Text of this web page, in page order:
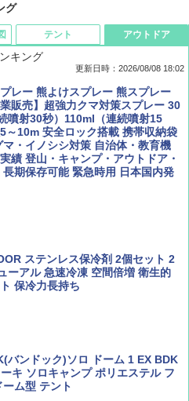
グ
-パル) 2026年 9 月号【特別付録:
ニマル"旅"財布 ランダム2種】
ファン ２０２６年 ９月号 [雑
2026年8月号「南アルプス大全」
特集 星野道夫 夢見る旅
歩き方 チェンマイ タイ北部の魅
2026～2027 地球の歩き方D アジア
方 スター・ウォーズ
歩き方 イタリア 2026～2027 地
歩き方 チェコ ポーランド スロヴ
テント
ズコレクション 山善] ポップアッ
傘みたいに広げて畳める パッとサ
ェード キューブ フルクローズ メ
単設置 ワンタッチテント キャンプ
グ カーキ PATC-150(KH)
(パイクスピーク) 着替えテン
ック ポップアップテント 携帯 簡
テント (グレー)
ンタッチ RENEW 幅200 2-3人用 43
アウトドア
キング
更新日時：2026/08/08 18:02
レー 熊よけスプレー 熊スプレー
業販売】超強力クマ対策スプレー 30
噴射30秒）110ml（連続噴射15
～10m 安全ロック搭載 携帯収納袋
マ・イノシシ対策 自治体・教育機
績 登山・キャンプ・アウトドア・
長期保存可能 緊急時用 日本国内発
ステンレス保冷剤 2個セット 2
ーアル 急速冷凍 空間倍増 衛生的
保冷力長持ち
バンドック)ソロ ドーム 1 EX BDK
キ ソロキャンプ ポリエステル フ
ーム型 テント